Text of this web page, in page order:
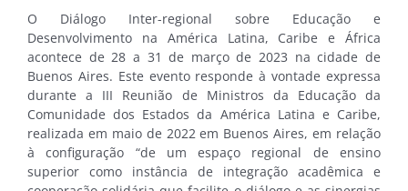
O Diálogo Inter-regional sobre Educação e
Desenvolvimento na América Latina, Caribe e África
acontece de 28 a 31 de março de 2023 na cidade de
Buenos Aires. Este evento responde à vontade expressa
durante a III Reunião de Ministros da Educação da
Comunidade dos Estados da América Latina e Caribe,
realizada em maio de 2022 em Buenos Aires, em relação
à configuração “de um espaço regional de ensino
superior como instância de integração acadêmica e